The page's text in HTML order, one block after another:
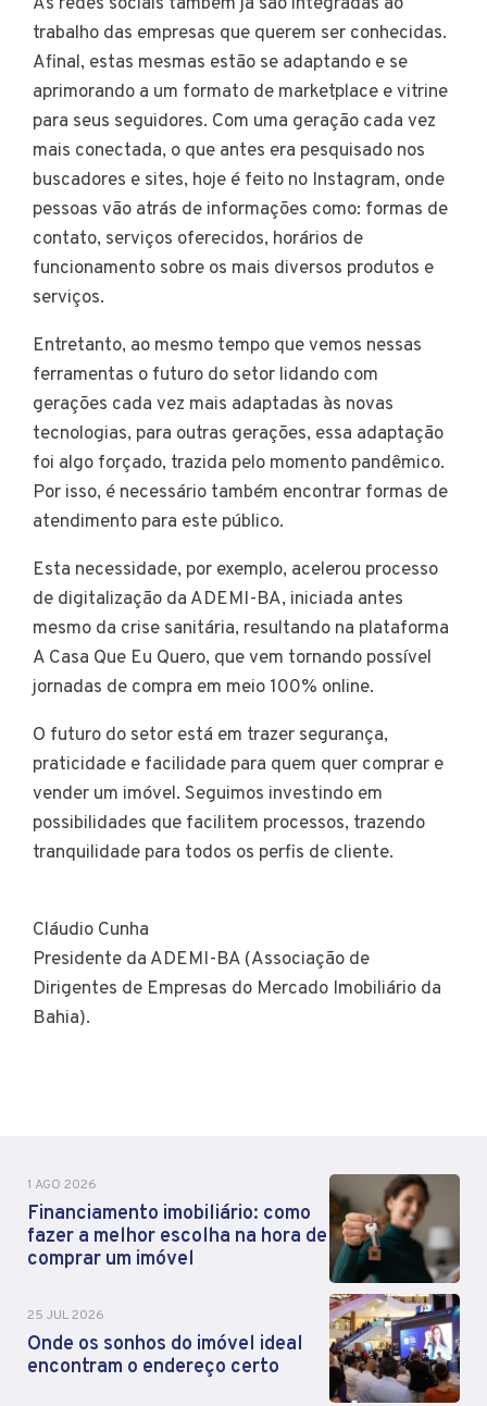
trabalho das empresas que querem ser conhecidas.
Afinal, estas mesmas estão se adaptando e se
aprimorando a um formato de marketplace e vitrine
para seus seguidores. Com uma geração cada vez
mais conectada, o que antes era pesquisado nos
buscadores e sites, hoje é feito no Instagram, onde
pessoas vão atrás de informações como: formas de
contato, serviços oferecidos, horários de
funcionamento sobre os mais diversos produtos e
serviços.
Entretanto, ao mesmo tempo que vemos nessas
ferramentas o futuro do setor lidando com
gerações cada vez mais adaptadas às novas
tecnologias, para outras gerações, essa adaptação
foi algo forçado, trazida pelo momento pandêmico.
Por isso, é necessário também encontrar formas de
atendimento para este público.
Esta necessidade, por exemplo, acelerou processo
de digitalização da ADEMI-BA, iniciada antes
mesmo da crise sanitária, resultando na plataforma
A Casa Que Eu Quero, que vem tornando possível
jornadas de compra em meio 100% online.
O futuro do setor está em trazer segurança,
praticidade e facilidade para quem quer comprar e
vender um imóvel. Seguimos investindo em
possibilidades que facilitem processos, trazendo
tranquilidade para todos os perfis de cliente.
Cláudio Cunha
Presidente da ADEMI-BA (Associação de
Dirigentes de Empresas do Mercado Imobiliário da
Bahia).
1 AGO 2026
Financiamento imobiliário: como
fazer a melhor escolha na hora de
comprar um imóvel
25 JUL 2026
Onde os sonhos do imóvel ideal
encontram o endereço certo